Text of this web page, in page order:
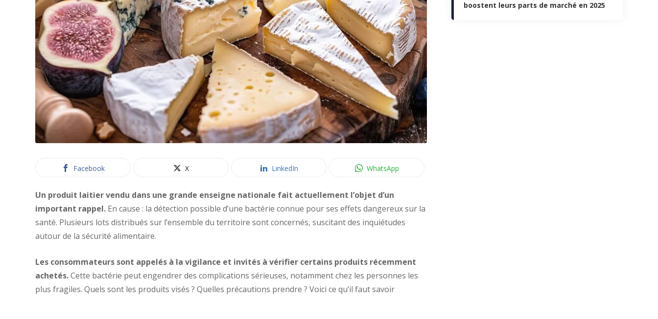
Facebook X LinkedIn WhatsApp
Un produit laitier vendu dans une grande enseigne nationale fait actuellement l’objet d’un
important rappel. En cause : la détection possible d’une bactérie connue pour ses effets dangereux sur la
santé. Plusieurs lots distribués sur l’ensemble du territoire sont concernés, suscitant des inquiétudes
autour de la sécurité alimentaire.
Les consommateurs sont appelés à la vigilance et invités à vérifier certains produits récemment
achetés.Cette bactérie peut engendrer des complications sérieuses, notamment chez les personnes les
plus fragiles. Quels sont les produits visés ? Quelles précautions prendre ? Voici ce qu’il faut savoir
boostent leurs parts de marché en 2025